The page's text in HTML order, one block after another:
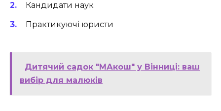
Кандидати наук
Практикуючі юристи
Дитячий садок "МАкош" у Вінниці: ваш
вибір для малюків